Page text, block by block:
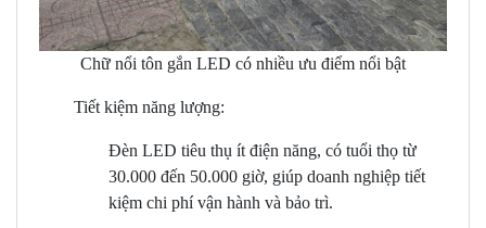
Chữ nổi tôn gắn LED có nhiều ưu điểm nổi bật
Tiết kiệm năng lượng:
Đèn LED tiêu thụ ít điện năng, có tuổi thọ từ
30.000 đến 50.000 giờ, giúp doanh nghiệp tiết
kiệm chi phí vận hành và bảo trì.